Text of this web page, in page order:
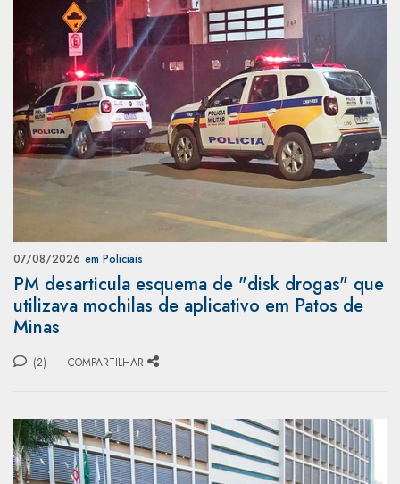
07/08/2026 em Policiais
PM desarticula esquema de "disk drogas" que
utilizava mochilas de aplicativo em Patos de
Minas
(2) COMPARTILHAR